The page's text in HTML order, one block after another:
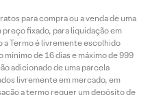
para compra ou a venda de uma
fixado, para liquidação em
Termo é livremente escolhido
de 16 dias e máximo de 999
adicionado de uma parcela
livremente em mercado, em
a termo requer um depósito de